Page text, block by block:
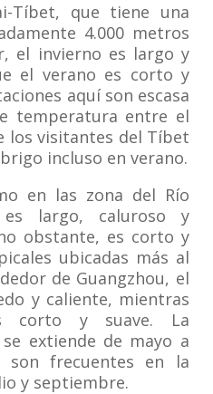
Tíbet, que tiene una
4.000 metros
el invierno es largo y
el verano es corto y
aquí son escasa
temperatura entre el
los visitantes del Tíbet
incluso en verano.
en las zona del Río
largo, caluroso y
obstante, es corto y
ubicadas más al
de Guangzhou, el
y caliente, mientras
corto y suave. La
extiende de mayo a
frecuentes en la
y septiembre.